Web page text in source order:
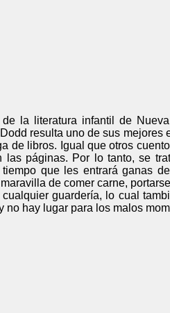
la literatura infantil de
resulta uno de sus mejores
de libros. Igual que otros
páginas. Por lo tanto, se
que les entrará ganas
de comer carne,
guardería, lo cual
hay lugar para los malos